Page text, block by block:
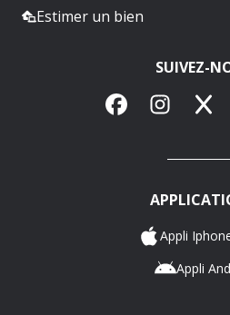
Estimer un bien
SUIVEZ-
FacebookInstagram
X
Appli
Appli